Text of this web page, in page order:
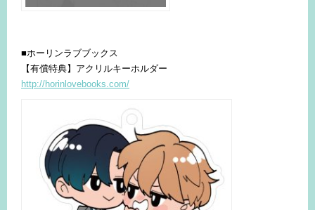
■ホーリンラブブックス
【有償特典】アクリルキーホルダー
http://horinlovebooks.com/